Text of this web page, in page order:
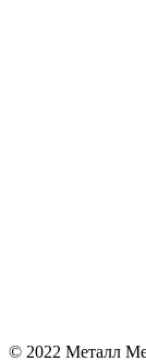
© 2022 Металл